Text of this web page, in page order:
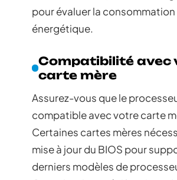
pour évaluer la consommation
énergétique.
Compatibilité avec
carte mère
Assurez-vous que le
compatible avec votre carte
Certaines cartes mères
mise à jour du BIOS pour
derniers modèles de